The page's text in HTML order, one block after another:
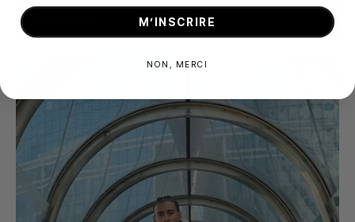
Par kangli Dai
M’INSCRIRE
NON, MERCI